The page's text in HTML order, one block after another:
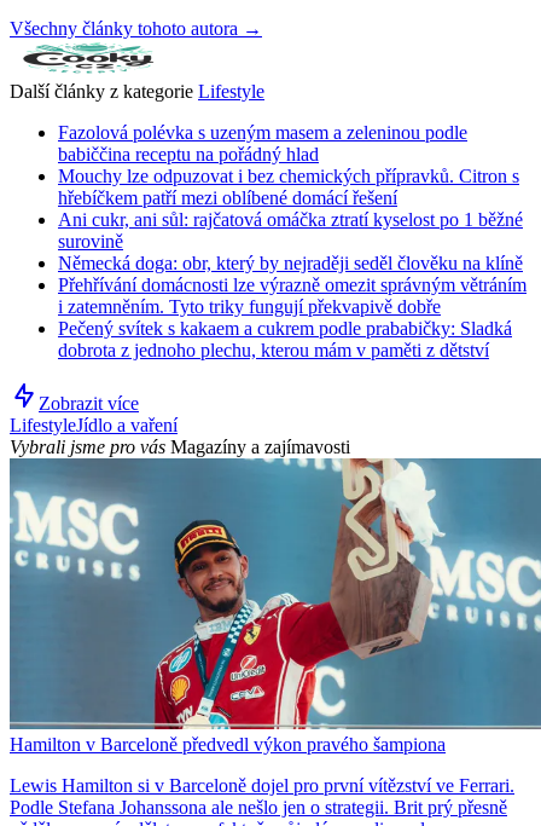
Všechny články tohoto autora →
Další články z kategorie Lifestyle
Fazolová polévka s uzeným masem a zeleninou podle
babiččina receptu na pořádný hlad
Mouchy lze odpuzovat i bez chemických přípravků. Citron s
hřebíčkem patří mezi oblíbené domácí řešení
Ani cukr, ani sůl: rajčatová omáčka ztratí kyselost po 1 běžné
surovině
Německá doga: obr, který by nejraději seděl člověku na klíně
Přehřívání domácnosti lze výrazně omezit správným větráním
i zatemněním. Tyto triky fungují překvapivě dobře
Pečený svítek s kakaem a cukrem podle prababičky: Sladká
dobrota z jednoho plechu, kterou mám v paměti z dětství
Zobrazit více
LifestyleJídlo a vaření
Vybrali jsme pro vás Magazíny a zajímavosti
Hamilton v Barceloně předvedl výkon pravého šampiona
Lewis Hamilton si v Barceloně dojel pro první vítězství ve Ferrari.
Podle Stefana Johanssona ale nešlo jen o strategii. Brit prý přesně